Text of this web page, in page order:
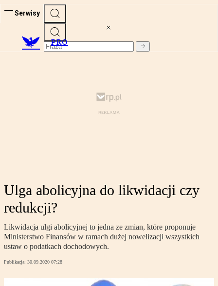
Serwisy
PRO
Ulga abolicyjna do likwidacji czy
redukcji?
Likwidacja ulgi abolicyjnej to jedna ze zmian, które proponuje
Ministerstwo Finansów w ramach dużej nowelizacji wszystkich
ustaw o podatkach dochodowych.
Publikacja: 30.09.2020 07:28